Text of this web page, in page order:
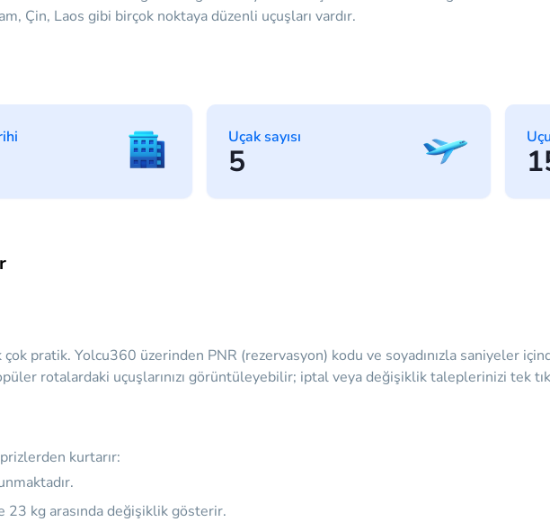
Çin, Laos gibi birçok noktaya düzenli uçuşları vardır.
Uçak sayısı
5
pratik. Yolcu360 üzerinden PNR (rezervasyon) kodu ve soyadınızla saniyeler
rotalardaki uçuşlarınızı görüntüleyebilir; iptal veya değişiklik taleplerinizi tek
kurtarır:
23 kg arasında değişiklik gösterir.